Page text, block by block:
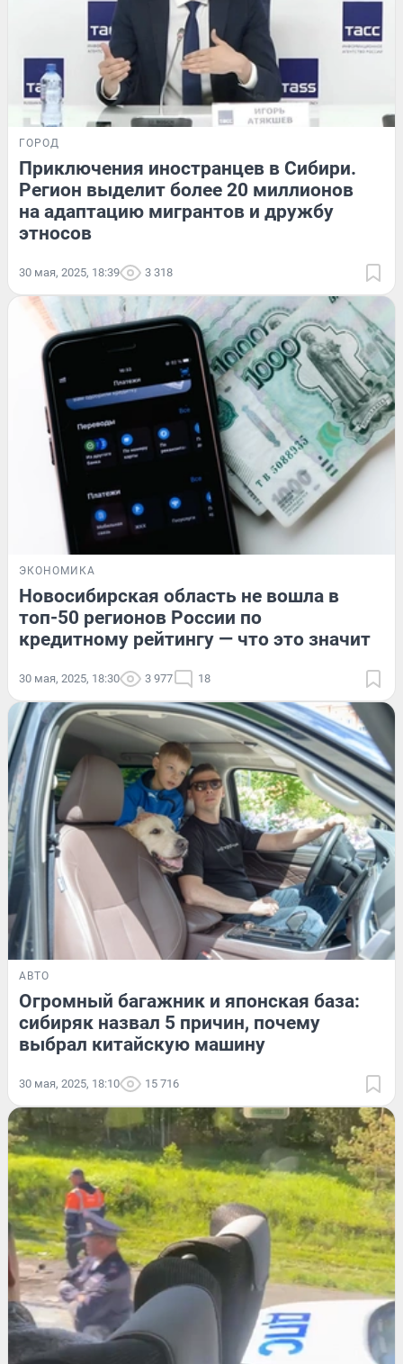
ГОРОД
Приключения иностранцев в Сибири.
Регион выделит более 20 миллионов
на адаптацию мигрантов и дружбу
этносов
30 мая, 2025, 18:39 3 318
ЭКОНОМИКА
Новосибирская область не вошла в
топ-50 регионов России по
кредитному рейтингу — что это значит
30 мая, 2025, 18:30 3 977 18
АВТО
Огромный багажник и японская база:
сибиряк назвал 5 причин, почему
выбрал китайскую машину
30 мая, 2025, 18:10 15 716